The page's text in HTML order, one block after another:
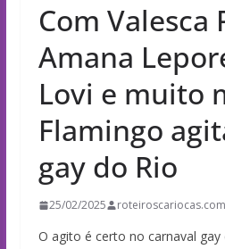
Com Valesca
Amana
Lovi e muito
Flamingo
gay do Rio
25/02/2025
O agito é certo no carnaval gay